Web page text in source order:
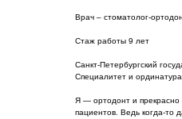
Врач – стоматолог-
Стаж работы 9 лет
Санкт-Петербургский
Специалитет и ординатура
Я — ортодонт и прекрасно
пациентов. Ведь когда-то